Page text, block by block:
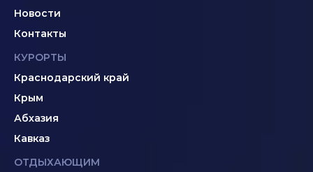
Новости
Контакты
КУРОРТЫ
Краснодарский край
Крым
Абхазия
Кавказ
ОТДЫХАЮЩИМ